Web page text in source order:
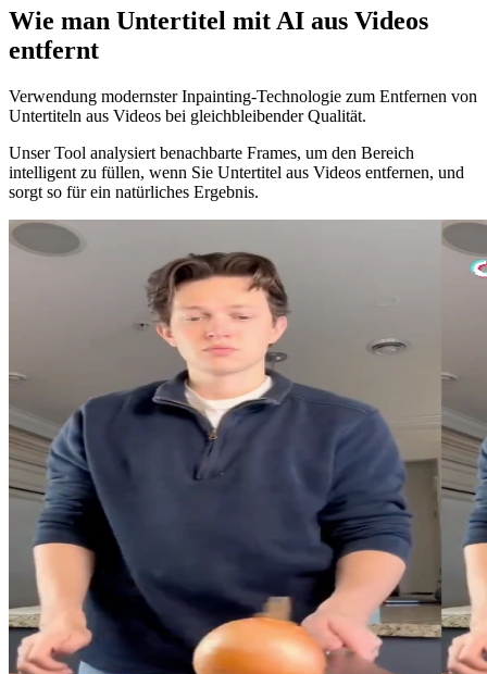
Wie man Untertitel mit AI aus Videos
entfernt
Verwendung modernster Inpainting-Technologie zum Entfernen von
Untertiteln aus Videos bei gleichbleibender Qualität.
Unser Tool analysiert benachbarte Frames, um den Bereich
intelligent zu füllen, wenn Sie Untertitel aus Videos entfernen, und
sorgt so für ein natürliches Ergebnis.